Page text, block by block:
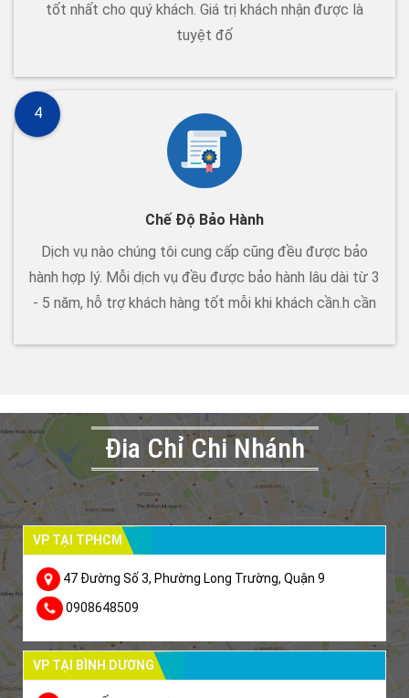
tốt nhất cho quý khách. Giá trị khách nhận được là
tuyệt đố
Chế Độ Bảo Hành
Dịch vụ nào chúng tôi cung cấp cũng đều được bảo
hành hợp lý. Mỗi dịch vụ đều được bảo hành lâu dài từ 3
- 5 năm, hỗ trợ khách hàng tốt mỗi khi khách cần.h cần
4
Đia Chỉ Chi Nhánh
VP TẠI TPHCM
47 Đường Số 3, Phường Long Trường, Quận 9
0908648509
VP TẠI BÌNH DƯƠNG